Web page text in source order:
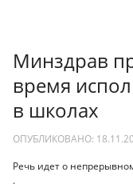
Минздрав
время
в школах
ОПУБЛИКОВАНО:
Речь идет о
.